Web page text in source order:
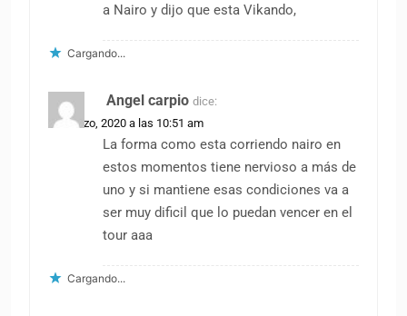
a Nairo y dijo que esta Vikando,
Cargando...
Angel carpio dice:
16 marzo, 2020 a las 10:51 am
La forma como esta corriendo nairo en
estos momentos tiene nervioso a más de
uno y si mantiene esas condiciones va a
ser muy dificil que lo puedan vencer en el
tour aaa
Cargando...